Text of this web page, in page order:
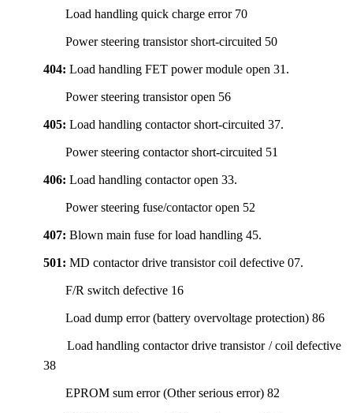
Load handling quick charge error 70
Power steering transistor short-circuited 50
404: Load handling FET power module open 31.
Power steering transistor open 56
405: Load handling contactor short-circuited 37.
Power steering contactor short-circuited 51
406: Load handling contactor open 33.
Power steering fuse/contactor open 52
407: Blown main fuse for load handling 45.
501: MD contactor drive transistor coil defective 07.
F/R switch defective 16
Load dump error (battery overvoltage protection) 86
Load handling contactor drive transistor / coil defective
38
EPROM sum error (Other serious error) 82